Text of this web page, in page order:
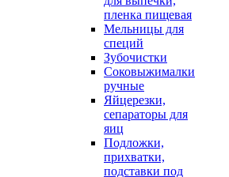
пленка пищевая
Мельницы для
специй
Зубочистки
Соковыжималки
ручные
Яйцерезки,
сепараторы для
яиц
Подложки,
прихватки,
подставки под